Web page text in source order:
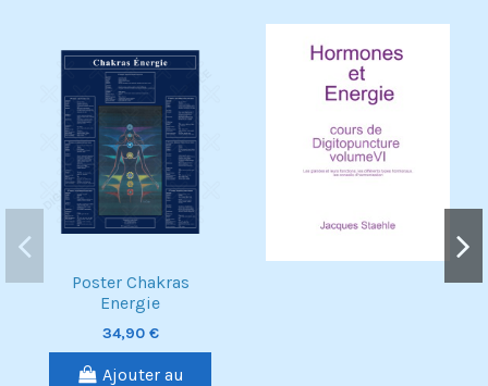
Poster Chakras
Energie
34,90 €
Ajouter au